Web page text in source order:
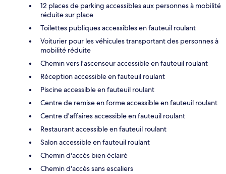
12 places de parking accessibles aux personnes à mobilité
réduite sur place
Toilettes publiques accessibles en fauteuil roulant
Voiturier pour les véhicules transportant des personnes à
mobilité réduite
Chemin vers l'ascenseur accessible en fauteuil roulant
Réception accessible en fauteuil roulant
Piscine accessible en fauteuil roulant
Centre de remise en forme accessible en fauteuil roulant
Centre d'affaires accessible en fauteuil roulant
Restaurant accessible en fauteuil roulant
Salon accessible en fauteuil roulant
Chemin d'accès bien éclairé
Chemin d'accès sans escaliers